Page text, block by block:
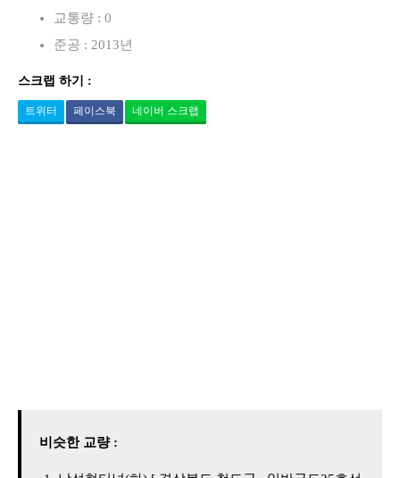
교통량 : 0
준공 : 2013년
스크랩 하기 :
트위터 페이스북 네이버 스크랩
비슷한 교량 :